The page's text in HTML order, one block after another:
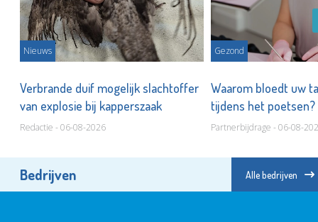
Nieuws
Verbrande duif mogelijk slachtoffer
van explosie bij kapperszaak
Redactie - 06-08-2026
Gezond
Waarom bloedt uw
tijdens het poetsen?
Partnerbijdrage - 06-08-
Bedrijven Alle bedrijven